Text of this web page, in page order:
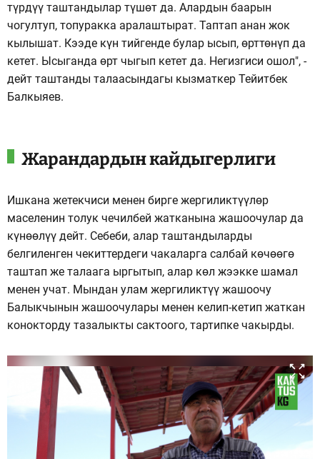
түрдүү таштандылар түшөт да. Алардын баарын
чогултуп, топуракка аралаштырат. Таптап анан жок
кылышат. Кээде күн тийгенде булар ысып, өрттөнүп да
кетет. Ысыганда өрт чыгып кетет да. Негизгиси ошол", -
дейт таштанды талаасындагы кызматкер Тейитбек
Балкыяев.
Жарандардын кайдыгерлиги
Ишкана жетекчиси менен бирге жергиликтүүлөр
маселенин толук чечилбей жатканына жашоочулар да
күнөөлүү дейт. Себеби, алар таштандыларды
белгиленген чекиттердеги чакаларга салбай көчөөгө
таштап же талаага ыргытып, алар көл жээкке шамал
менен учат. Мындан улам жергиликтүү жашоочу
Балыкчынын жашоочулары менен келип-кетип жаткан
конокторду тазалыкты сактоого, тартипке чакырды.